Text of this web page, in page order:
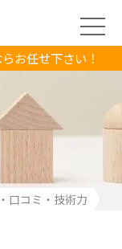
お任せ下さい！
口コミ・技術力